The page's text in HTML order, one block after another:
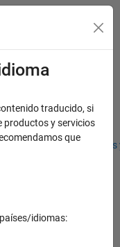
locales
traducido, si
productos y servicios
que
idiomas: